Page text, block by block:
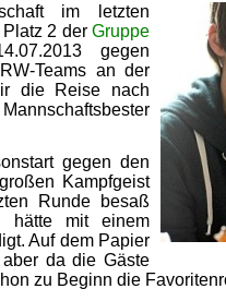
im letzten
2 der Gruppe
gegen
Teams an der
die Reise nach
gegen den
Kampfgeist
Runde besaß
hätte mit einem
Auf dem Papier
da die Gäste
zu Beginn die